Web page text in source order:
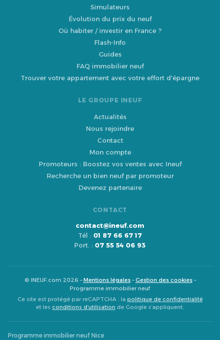
Simulateurs
Évolution du prix du neuf
Où habiter / investir en France ?
Flash-Info
Guides
FAQ immobilier neuf
Trouver votre appartement avec votre effort d'épargne
LE GROUPE INEUF
Actualités
Nous rejoindre
Contact
Mon compte
Promoteurs : Boostez vos ventes avec Ineuf
Recherche un bien neuf par promoteur
Devenez partenaire
CONTACT
contact@ineuf.com
Tél : 01 87 66 67 17
Port. : 07 55 54 06 93
© INEUF.com 2026 –Mentions légales–Gestion des cookies–
Programme immobilier neuf
Ce site est protégé par reCAPTCHA : la politique de confidentialité
et les conditions d’utilisation de Google s’appliquent.
Programme immobilier neuf Nice